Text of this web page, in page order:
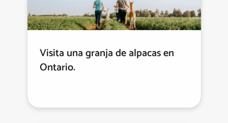
Visita una granja de alpacas en
Ontario.